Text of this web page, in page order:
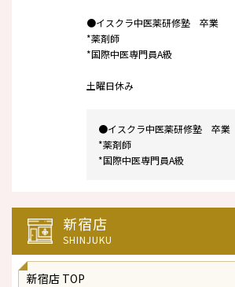
●イスクラ中医薬研修塾 卒業
*薬剤師
*国際中医専門員A級
土曜日休み
●イスクラ中医薬研修塾 卒業
*薬剤師
*国際中医専門員A級
新宿店
SHINJUKU
新宿店 TOP